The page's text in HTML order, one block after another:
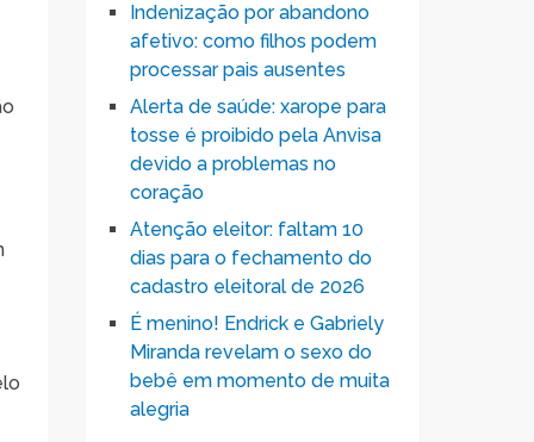
Indenização por abandono
afetivo: como filhos podem
processar pais ausentes
Alerta de saúde: xarope para
tosse é proibido pela Anvisa
devido a problemas no
coração
Atenção eleitor: faltam 10
dias para o fechamento do
cadastro eleitoral de 2026
É menino! Endrick e Gabriely
Miranda revelam o sexo do
bebê em momento de muita
alegria